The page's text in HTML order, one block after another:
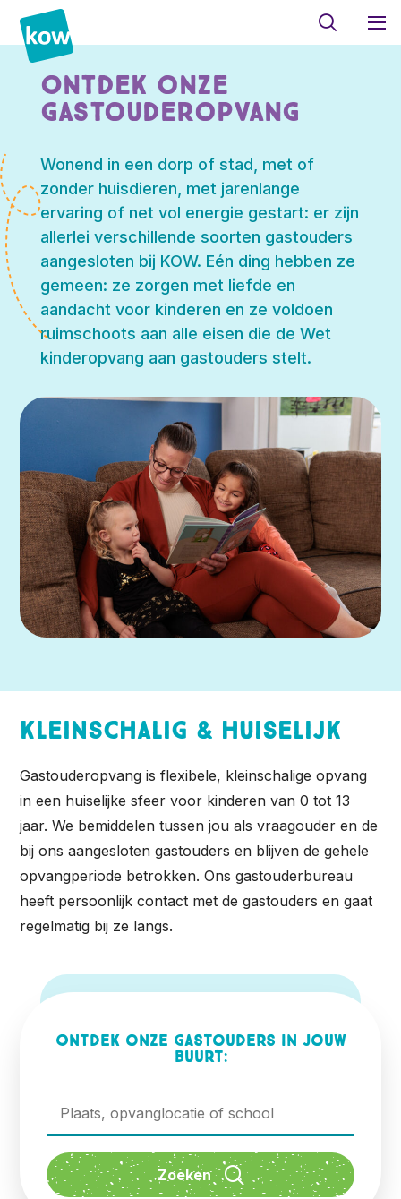
Ontdek onze
gastouderopvang
Wonend in een dorp of stad, met of
zonder huisdieren, met jarenlange
ervaring of net vol energie gestart: er zijn
allerlei verschillende soorten gastouders
aangesloten bij KOW. Eén ding hebben ze
gemeen: ze zorgen met liefde en
aandacht voor kinderen en ze voldoen
ruimschoots aan alle eisen die de Wet
kinderopvang aan gastouders stelt.
Kleinschalig & huiselijk
Gastouderopvang is flexibele, kleinschalige opvang
in een huiselijke sfeer voor kinderen van 0 tot 13
jaar. We bemiddelen tussen jou als vraagouder en de
bij ons aangesloten gastouders en blijven de gehele
opvangperiode betrokken. Ons gastouderbureau
heeft persoonlijk contact met de gastouders en gaat
regelmatig bij ze langs.
Ontdek onze gastouders in jouw
buurt: